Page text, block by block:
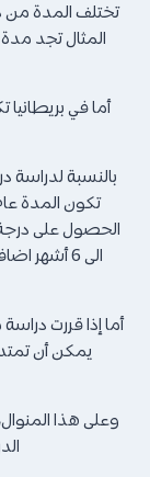
تختلف المدة من
المثال تجد مدة
بالنسبة لدراسة
تكون المدة
الحصول على
الى 6
وعلى هذا